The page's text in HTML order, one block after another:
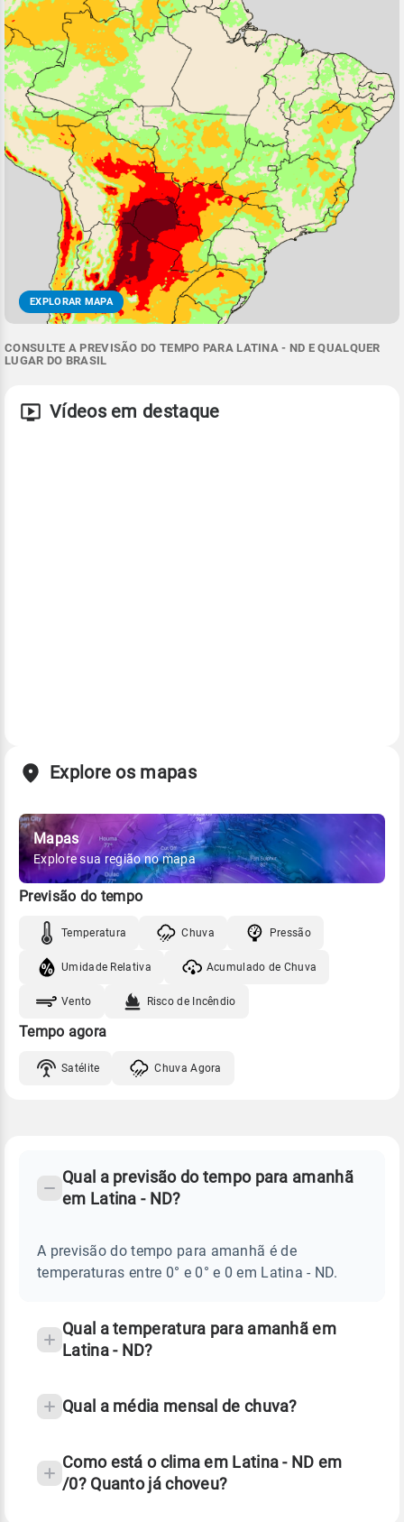
EXPLORAR MAPA
CONSULTE A PREVISÃO DO TEMPO PARA LATINA - ND E QUALQUER
LUGAR DO BRASIL
Vídeos em destaque
Explore os mapas
Mapas
Explore sua região no mapa
Previsão do tempo
Temperatura Chuva Pressão
Umidade Relativa Acumulado de Chuva
Vento Risco de Incêndio
Tempo agora
Satélite Chuva Agora
Perguntas
sobre
chuva
temperatura
Qual a previsão do tempo para amanhã
em Latina - ND?
A previsão do tempo para amanhã é de
temperaturas entre 0° e 0° e 0 em Latina - ND.
Qual a temperatura para amanhã em
Latina - ND?
Qual a média mensal de chuva?
Como está o clima em Latina - ND em
/0? Quanto já choveu?